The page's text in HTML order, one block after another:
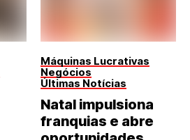
Máquinas Lucrativas
Negócios
Últimas Notícias
Natal impulsiona
franquias e abre